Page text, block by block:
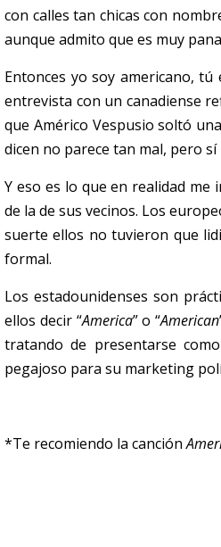
con calles tan chicas con
aunque admito que es muy
Entonces yo soy americano, tú
entrevista con un canadiense
que Américo Vespusio soltó
dicen no parece tan mal, pero
Y eso es lo que en realidad
de la de sus vecinos. Los
suerte ellos no tuvieron que
formal.
Los estadounidenses son
ellos decir “America” o “American
tratando de presentarse como
pegajoso para su marketing
*Te recomiendo la canción